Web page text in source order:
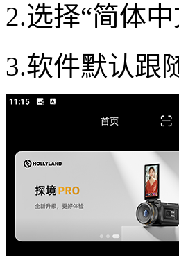
2.选择“简体
3.软件默认跟